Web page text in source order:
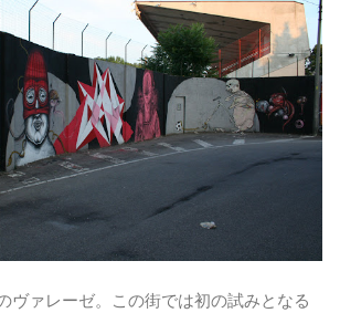
ヴァレーゼ。この街では初の試みとなる